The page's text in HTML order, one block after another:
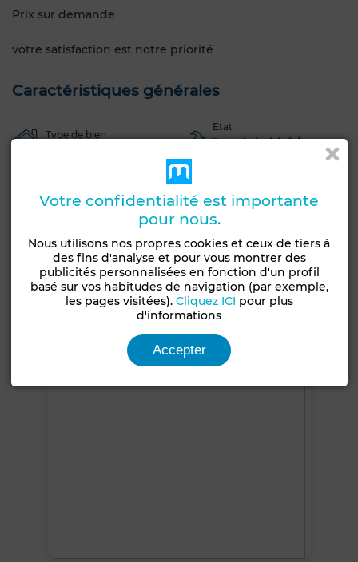
Prix sur demande
votre satisfaction est notre priorité
Caractéristiques générales
Type de bien
Etat
Jamais habité /
Garage
Antenne parabolique
Climatisation Chauffage central
Double vitrage Porte blindée Cuisine équipée
Four Micro-ondes
Voir plus de photos
Votre confidentialité est importante
pour nous.
Nous utilisons nos propres cookies et ceux de tiers à
des fins d'analyse et pour vous montrer des
publicités personnalisées en fonction d'un profil
basé sur vos habitudes de navigation (par exemple,
les pages visitées). Cliquez ICI pour plus
d'informations
Accepter